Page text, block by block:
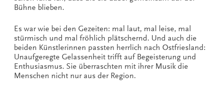
Bühne blieben.
Es war wie bei den Gezeiten: mal laut, mal leise, mal
stürmisch und mal fröhlich plätschernd. Und auch die
beiden Künstlerinnen passten herrlich nach Ostfriesland:
Unaufgeregte Gelassenheit trifft auf Begeisterung und
Enthusiasmus. Sie überraschten mit ihrer Musik die
Menschen nicht nur aus der Region.